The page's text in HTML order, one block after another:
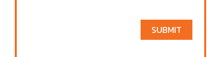
SUBMIT